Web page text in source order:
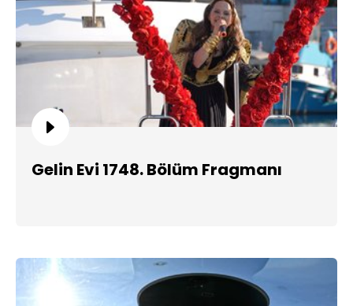
Gelin Evi 1748. Bölüm Fragmanı